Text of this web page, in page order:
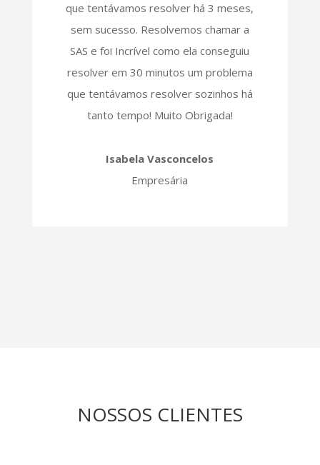
que tentávamos resolver há 3 meses,
sem sucesso. Resolvemos chamar a
SAS e foi Incrível como ela conseguiu
resolver em 30 minutos um problema
que tentávamos resolver sozinhos há
tanto tempo! Muito Obrigada!
Isabela Vasconcelos
Empresária
NOSSOS CLIENTES